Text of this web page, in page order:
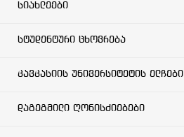
სიახლეები
სტუდენტური ცხოვრება
კავკასიის უნივერსიტეტის ელჩები
დაგეგმილი ღონისძიებები